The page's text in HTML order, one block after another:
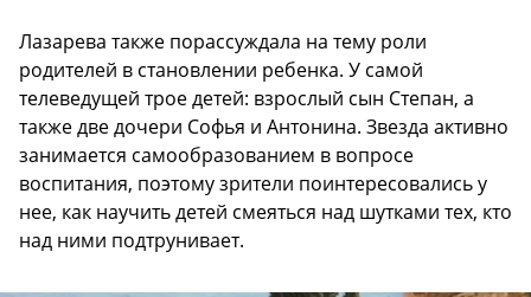
Лазарева также порассуждала на тему роли
родителей в становлении ребенка. У самой
телеведущей трое детей: взрослый сын Степан, а
также две дочери Софья и Антонина. Звезда активно
занимается самообразованием в вопросе
воспитания, поэтому зрители поинтересовались у
нее, как научить детей смеяться над шутками тех, кто
над ними подтрунивает.